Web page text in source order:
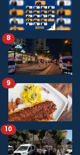
8
9
10